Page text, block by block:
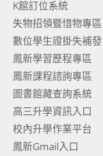
K館訂位系統
失物招領暨惜物專區
數位學生證掛失補發
鳳新學習歷程專區
鳳新課程諮詢專區
圖書館藏查詢系統
高三升學資訊入口
校內升學作業平台
鳳新Gmail入口